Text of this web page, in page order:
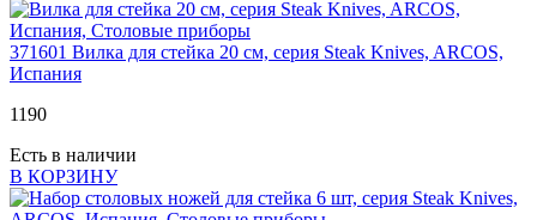
371601 Вилка для стейка 20 см, серия Steak Knives, ARCOS,
Испания
1190
Есть в наличии
В КОРЗИНУ